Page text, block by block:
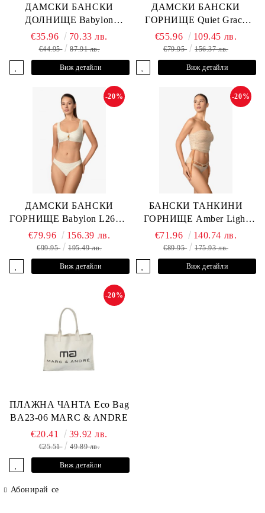
ДАМСКИ БАНСКИ
ДОЛНИЩЕ Babylon
L2613-Z-MTB MARC &
ANDRE
€35.96 70.33 лв.
€44.95 87.91 лв.
Виж детайли
ДАМСКИ БАНСКИ
ГОРНИЩЕ Quiet Grace
L2607-Y-352 MARC &
ANDRE
€55.96 109.45 лв.
€79.95 156.37 лв.
Виж детайли
ДАМСКИ БАНСКИ
ГОРНИЩЕ Babylon L2613-
YP-682 MARC & ANDRE
-20%
€79.96 156.39 лв.
€99.95 195.49 лв.
Виж детайли
БАНСКИ ТАНКИНИ
ГОРНИЩЕ Amber Light
L2605-Y-803 MARC &
ANDRE
-20%
€71.96 140.74 лв.
€89.95 175.93 лв.
Виж детайли
ПЛАЖНА ЧАНТА Eco Bag
BA23-06 MARC & ANDRE
-20%
€20.41 39.92 лв.
€25.51 49.89 лв.
Виж детайли
Абонирай се